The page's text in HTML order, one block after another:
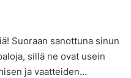
Suoraan sanottuna sinun
sillä ne ovat usein
ja vaatteiden